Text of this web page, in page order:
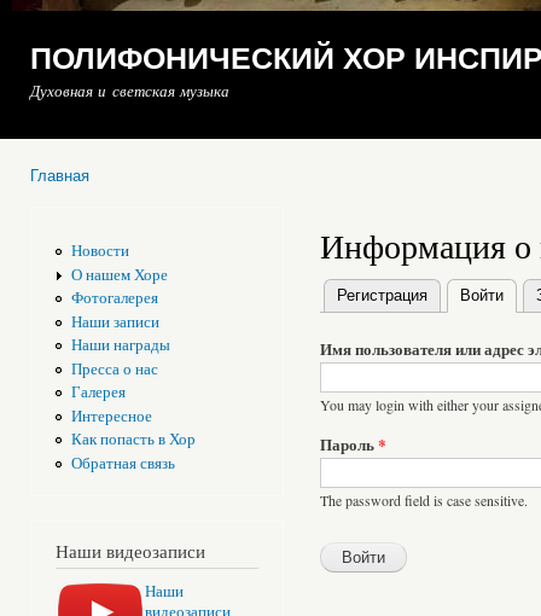
ПОЛИФОНИЧЕСКИЙ ХОР
Духовная и светская музыка
Главная
Новости
О нашем Хоре
Фотогалерея
Наши записи
Наши награды
Пресса о нас
Галерея
Интересное
Как попасть в Хор
Обратная связь
Наши видеозаписи
Наши
Информация о
Главные вкладки
Регистрация Войти
Имя пользователя или адрес
You may login with either your
Пароль*
The password field is case sensitive.